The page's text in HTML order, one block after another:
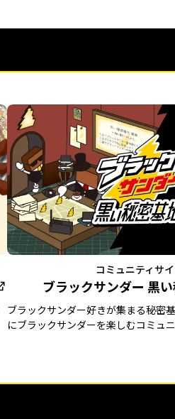
コミュニティサ
ブラックサンダー 黒
ブラックサンダー好きが集まる秘密
にブラックサンダーを楽しむコミュニ